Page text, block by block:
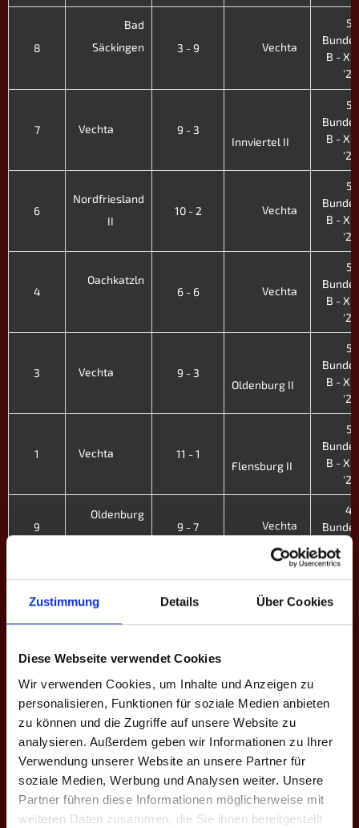
Zustimmung Details Über Cookies
Diese Webseite verwendet Cookies
Wir verwenden Cookies, um Inhalte und Anzeigen zu
personalisieren, Funktionen für soziale Medien anbieten
zu können und die Zugriffe auf unsere Website zu
analysieren. Außerdem geben wir Informationen zu Ihrer
Verwendung unserer Website an unsere Partner für
soziale Medien, Werbung und Analysen weiter. Unsere
Partner führen diese Informationen möglicherweise mit
weiteren Daten zusammen, die Sie ihnen bereitgestellt
8
Bad
Säckingen
3 - 9 Vechta
5.
B -
'26
7 Vechta
9 - 3
Innviertel II
5.
B -
'26
6
Nordfriesland
II
10 - 2 Vechta
5.
B -
'26
4
Oachkatzln
6 - 6
Vechta
5.
B -
'26
3 Vechta
9 - 3
Oldenburg II
5.
B -
'26
1 Vechta
11 - 1
Flensburg II
5.
B -
'26
9
Oldenburg
9 - 7
Vechta
4.
C - XI.
Oberberg
C - XI.
7
15 - 1
3 Vechta 5 - 11
Flensburg
2
9 - 7
Vechta
C - XI.